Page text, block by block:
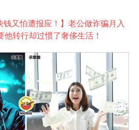
钱又怕遭报应！】老公做诈骗月入
转行却过惯了奢侈生活！